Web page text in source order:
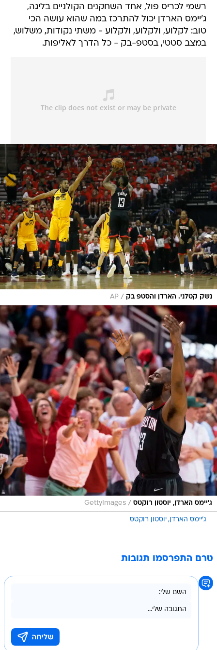
רשמי לכריס פול, אחד השחקנים הקולניים בליגה,
ג'יימס הארדן יכול להתרכז במה שהוא עושה הכי
טוב: לקלוע, ולקלוע, ולקלוע - משתי נקודות, משלוש,
במצב סטטי, בסטפ-בק - כל הדרך לאליפות.
נשק קטלני. הארדן והסטפ בק /
AP
ג'יימס הארדן, יוסטון רוקטס /
GettyImages
ג'יימס הארדן יוסטון רוקטס
טרם התפרסמו תגובות